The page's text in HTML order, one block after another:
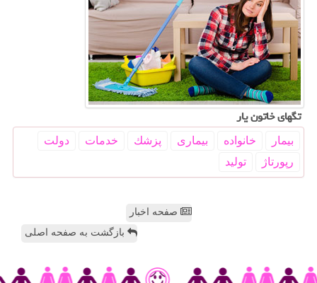
تگهای خاتون یار
بیمار خانواده بیماری پزشك خدمات
دولت
رپورتاژ
تولید
صفحه اخبار
بازگشت به صفحه اصلی